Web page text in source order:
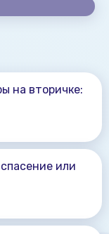
на вторичке:
или